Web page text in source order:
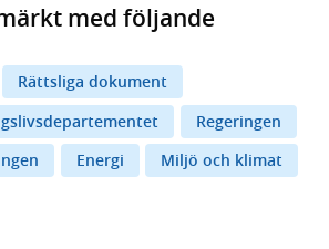
med följande
Rättsliga dokument
Regeringen
Energi Miljö och klimat